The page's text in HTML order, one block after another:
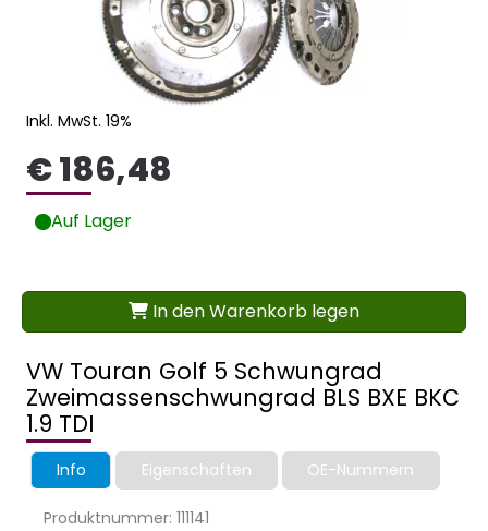
VW Touran Golf 5 Schwungrad
Zweimassenschwungrad BLS BXE BKC
1.9 TDI
Info Eigenschaften OE-Nummern
Produktnummer: 111141
Inkl. MwSt. 19%
€ 186,48
Auf Lager
In den Warenkorb legen